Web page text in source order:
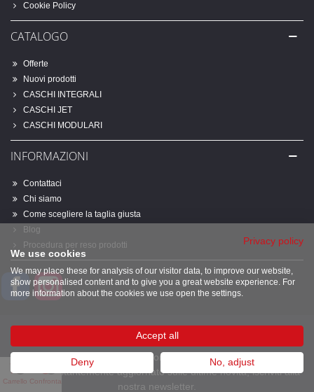
Cookie Policy
CATALOGO
Offerte
Nuovi prodotti
CASCHI INTEGRALI
CASCHI JET
CASCHI MODULARI
INFORMAZIONI
Contattaci
Chi siamo
Come scegliere la taglia giusta
Blog
Procedura per reso prodotti
FacebookInstagram
NEWSLETTER
Se sei un appassionato del mondo delle due ruote e desideri
restare costantemente aggiornato sulle ultime novità, iscriviti alla
nostra newsletter.
Carrello Confronta
Privacy policy
We use cookies
We may place these for analysis of our visitor data, to improve our website,
show personalised content and to give you a great website experience. For
more information about the cookies we use open the settings.
Accept all
Deny No, adjust